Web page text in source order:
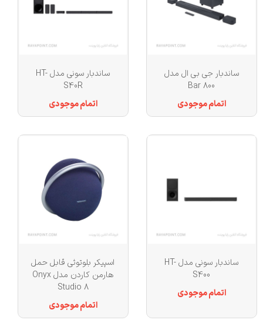
ساندبار جی بی ال مدل
Bar 800
اتمام موجودی
ساندبار سونی مدل HT-
S40R
اتمام موجودی
ساندبار سونی مدل HT-
S400
اتمام موجودی
اسپیکر بلوتوثی قابل حمل
هارمن کاردن مدل Onyx
Studio 8
اتمام موجودی